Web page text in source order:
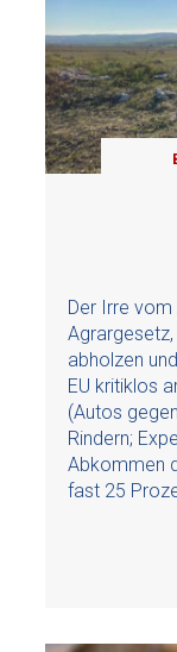
Der Irre
abholzen
EU kritiklos
(Autos
Rindern;
Abkommen
fast 25